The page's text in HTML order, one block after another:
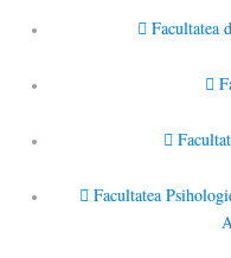
Facultatea
Facultatea